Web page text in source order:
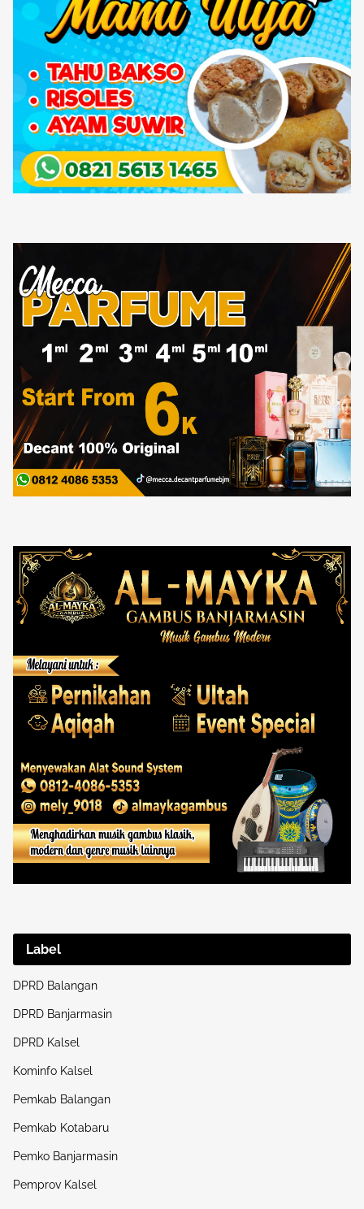
Label
DPRD Balangan
DPRD Banjarmasin
DPRD Kalsel
Kominfo Kalsel
Pemkab Balangan
Pemkab Kotabaru
Pemko Banjarmasin
Pemprov Kalsel